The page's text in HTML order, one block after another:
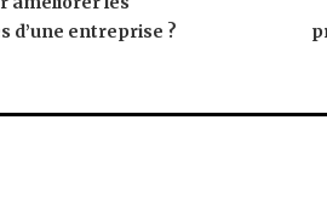
d’une entreprise ?